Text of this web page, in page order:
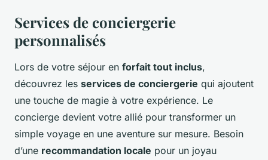
Services de conciergerie
personnalisés
Lors de votre séjour en forfait tout inclus,
découvrez les services de conciergerie qui ajoutent
une touche de magie à votre expérience. Le
concierge devient votre allié pour transformer un
simple voyage en une aventure sur mesure. Besoin
d’une recommandation locale pour un joyau